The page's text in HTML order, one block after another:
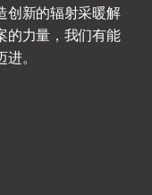
创新的辐射采暖解
的力量，我们有能
。